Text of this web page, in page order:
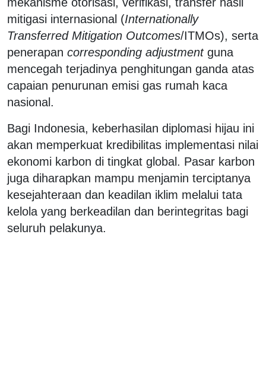
mitigasi internasional (Internationally
Transferred Mitigation Outcomes/ITMOs), serta
penerapan corresponding adjustmentguna
mencegah terjadinya penghitungan ganda atas
capaian penurunan emisi gas rumah kaca
nasional.
Bagi Indonesia, keberhasilan diplomasi hijau ini
akan memperkuat kredibilitas implementasi nilai
ekonomi karbon di tingkat global. Pasar karbon
juga diharapkan mampu menjamin terciptanya
kesejahteraan dan keadilan iklim melalui tata
kelola yang berkeadilan dan berintegritas bagi
seluruh pelakunya.